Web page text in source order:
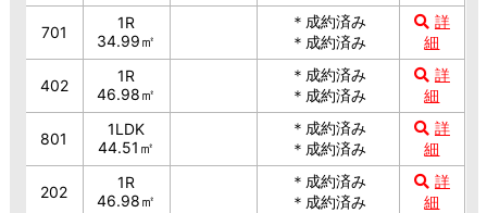
701
1R
34.99㎡
＊成約済み
＊成約済み
詳
細
402
1R
46.98㎡
＊成約済み
＊成約済み
詳
細
801
1LDK
44.51㎡
＊成約済み
＊成約済み
詳
細
202
1R
46.98㎡
＊成約済み
＊成約済み
詳
細